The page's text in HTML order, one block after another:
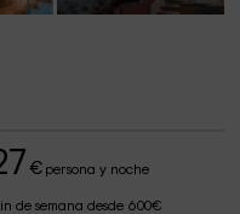
€persona y noche
de semana desde 600€